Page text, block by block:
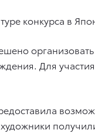
конкурса в
Для